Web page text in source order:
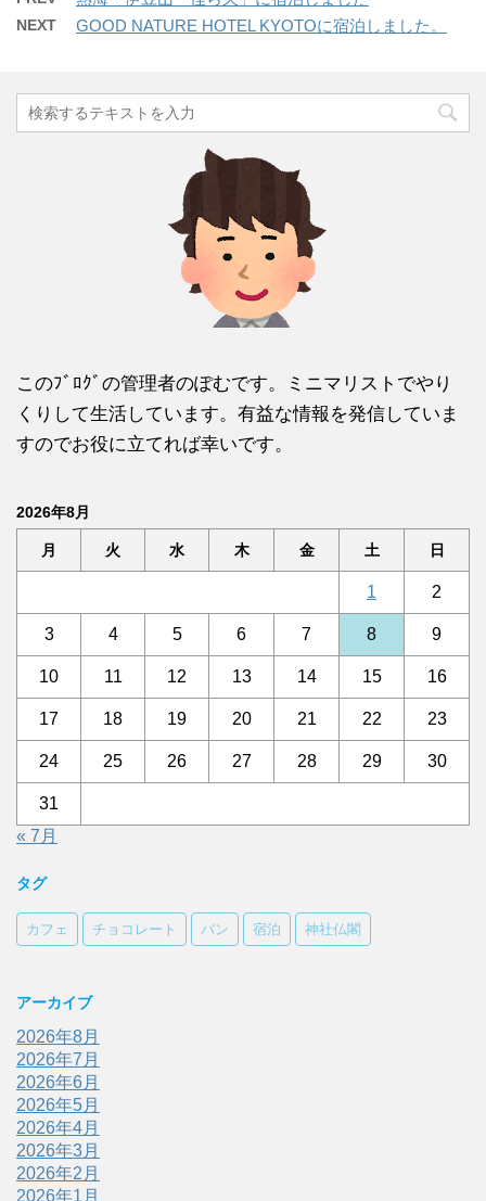
NEXT GOOD NATURE HOTEL KYOTOに宿泊しました。
このﾌﾞﾛｸﾞの管理者のぽむです。ミニマリストでやり
くりして生活しています。有益な情報を発信していま
すのでお役に立てれば幸いです。
2026年8月
月 火 水 木 金 土 日
1 2
3 4 5 6 7 8 9
10 11 12 13 14 15 16
17 18 19 20 21 22 23
24 25 26 27 28 29 30
31
« 7月
タグ
カフェ チョコレート パン 宿泊 神社仏閣
アーカイブ
2026年8月
2026年7月
2026年6月
2026年5月
2026年4月
2026年3月
2026年2月
2026年1月